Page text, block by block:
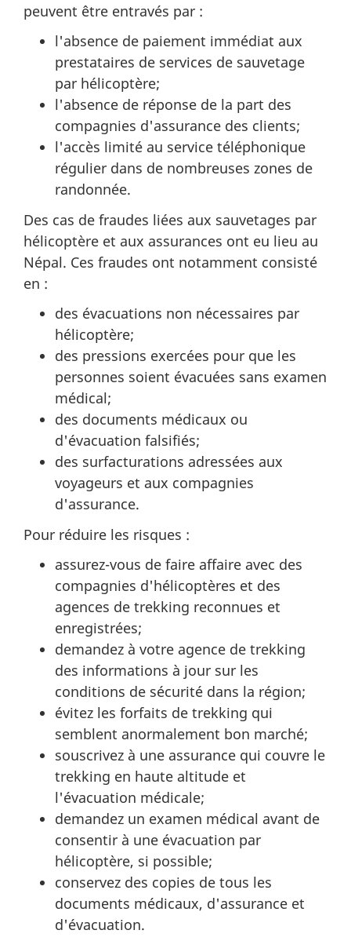
peuvent être entravés par :
l'absence de paiement immédiat aux
prestataires de services de sauvetage
par hélicoptère;
l'absence de réponse de la part des
compagnies d'assurance des clients;
l'accès limité au service téléphonique
régulier dans de nombreuses zones de
randonnée.
Des cas de fraudes liées aux sauvetages par
hélicoptère et aux assurances ont eu lieu au
Népal. Ces fraudes ont notamment consisté
en :
des évacuations non nécessaires par
hélicoptère;
des pressions exercées pour que les
personnes soient évacuées sans examen
médical;
des documents médicaux ou
d'évacuation falsifiés;
des surfacturations adressées aux
voyageurs et aux compagnies
d'assurance.
Pour réduire les risques :
assurez-vous de faire affaire avec des
compagnies d'hélicoptères et des
agences de trekking reconnues et
enregistrées;
demandez à votre agence de trekking
des informations à jour sur les
conditions de sécurité dans la région;
évitez les forfaits de trekking qui
semblent anormalement bon marché;
souscrivez à une assurance qui couvre le
trekking en haute altitude et
l'évacuation médicale;
demandez un examen médical avant de
consentir à une évacuation par
hélicoptère, si possible;
conservez des copies de tous les
documents médicaux, d'assurance et
d'évacuation.